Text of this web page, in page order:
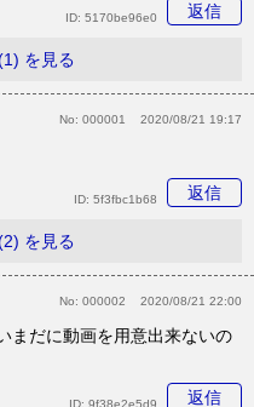
返信
ID: 5170be96e0
を見る
No: 000001 2020/08/21 19:17
返信
ID: 5f3fbc1b68
を見る
No: 000002 2020/08/21 22:00
まだに動画を用意出来ないの
返信
ID: 9f38e2e5d9